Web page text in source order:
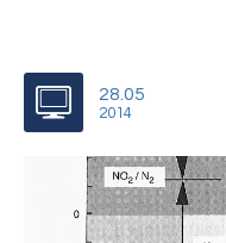
28.05
2014